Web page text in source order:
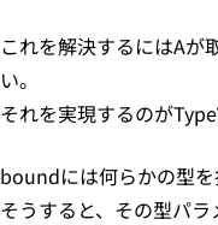
これを解決するにはAが
い。
それを実現するのが
boundには何らかの型を
そうすると、その型パ